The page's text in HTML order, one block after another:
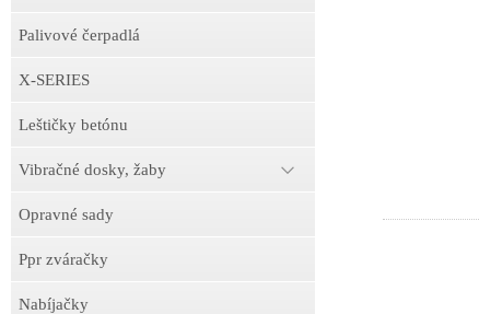
Palivové čerpadlá
X-SERIES
Leštičky betónu
Vibračné dosky, žaby
Opravné sady
Ppr zváračky
Nabíjačky